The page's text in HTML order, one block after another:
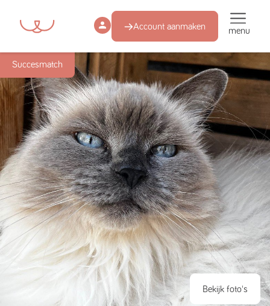
Account aanmaken menu
Succesmatch
Bekijk foto's